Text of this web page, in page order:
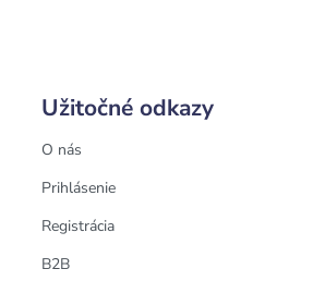
Užitočné odkazy
O nás
Prihlásenie
Registrácia
B2B